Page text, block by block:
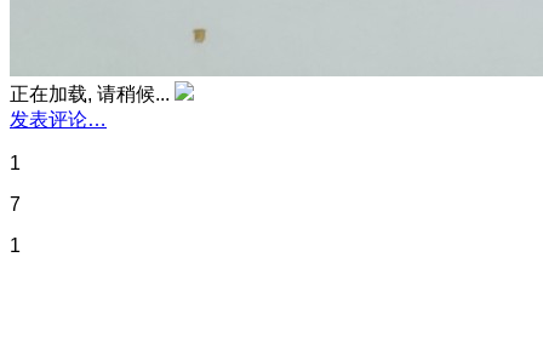
正在加载, 请稍候...
发表评论…
1
7
1